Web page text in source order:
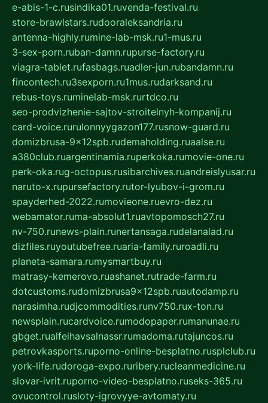
e-abis-1-c.rusindika01.ruvenda-festival.ru
store-brawlstars.rudooraleksandria.ru
antenna-highly.rumine-lab-msk.ru1-mus.ru
3-sex-porn.ruban-damn.rupurse-factory.ru
viagra-tablet.rufasbags.ruadler-jun.rubandamn.ru
fincontech.ru3sexporn.ru1mus.rudarksand.ru
rebus-toys.ruminelab-msk.rurtdco.ru
seo-prodvizhenie-sajtov-stroitelnyh-kompanij.ru
card-voice.rurulonnyygazon177.rusnow-guard.ru
domizbrusa-9x12spb.rudemaholding.ruaalse.ru
a380club.ruargentinamia.ruperkoka.rumovie-one.ru
perk-oka.rug-octopus.rusibarchives.ruandreislyusar.ru
naruto-x.rupursefactory.rutor-lyubov-i-grom.ru
spayderhed-2022.rumovieone.ruevro-dez.ru
webamator.ruma-absolut1.ruavtopomosch27.ru
nv-750.runews-plain.runertansaga.rudelanalad.ru
dizfiles.ruyoutubefree.ruaria-family.ruroadli.ru
planeta-samara.rumysmartbuy.ru
matrasy-kemerovo.ruashanet.rutrade-farm.ru
dotcustoms.rudomizbrusa9x12spb.ruautodamp.ru
narasimha.rudjcommodities.runv750.rux-ton.ru
newsplain.rucardvoice.rumodopaper.rumanunae.ru
gbget.rualfeihavsalnassr.rumadoma.rutajuncos.ru
petrovkasports.ruporno-online-besplatno.rusplclub.ru
york-life.rudoroga-expo.ruribery.rucleanmedicine.ru
slovar-ivrit.ruporno-video-besplatno.ruseks-365.ru
ovucontrol.rusloty-igrovyye-avtomaty.ru